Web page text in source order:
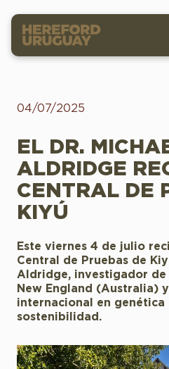
04/07/2025
EL DR.
ALDRIDGE
CENTRAL DE
KIYÚ
Este viernes 4 de julio
Central de Pruebas de
Aldridge, investigador de
New England (Australia)
internacional en genética
sostenibilidad.